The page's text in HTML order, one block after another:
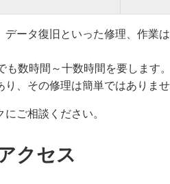
ータ復旧といった修理、作業
数時間～十数時間を要します。
、その修理は簡単ではありませ
ご相談ください。
クセス